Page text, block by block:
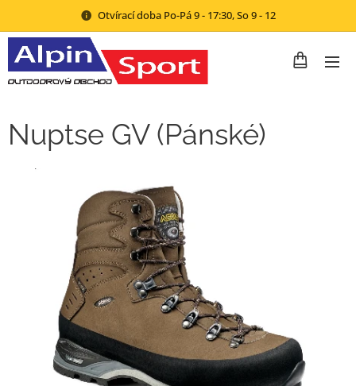
Otvírací doba Po-Pá 9 - 17:30, So 9 - 12
Nuptse GV (Pánské)